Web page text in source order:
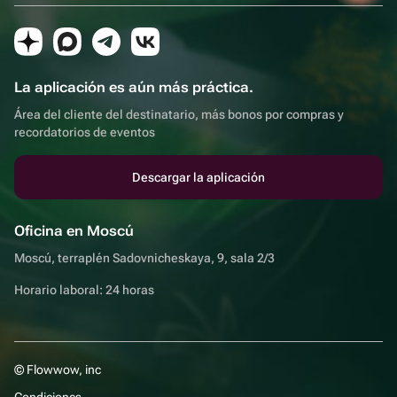
La aplicación es aún más práctica.
Área del cliente del destinatario, más bonos por compras y
recordatorios de eventos
Descargar la aplicación
Oficina en Moscú
Moscú, terraplén Sadovnicheskaya, 9, sala 2/3
Horario laboral: 24 horas
© Flowwow, inc